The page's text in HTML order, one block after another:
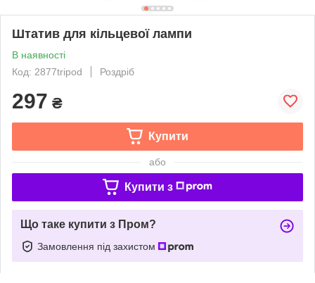
Штатив для кільцевої лампи
В наявності
Код: 2877tripod
Роздріб
297 ₴
Купити
або
Купити з
Що таке купити з Пром?
Замовлення під захистом